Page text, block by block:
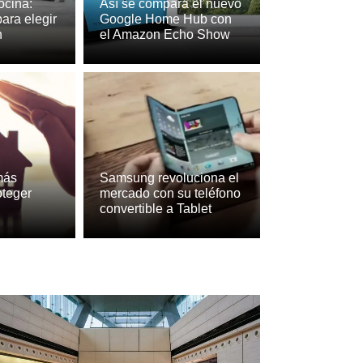
Policarbonato: Innovación y Elegancia
elegir
Así se compara el nuevo
Google Home Hub con
el Amazon Echo Show
Samsung revoluciona el
mercado con su teléfono
convertible a Tablet